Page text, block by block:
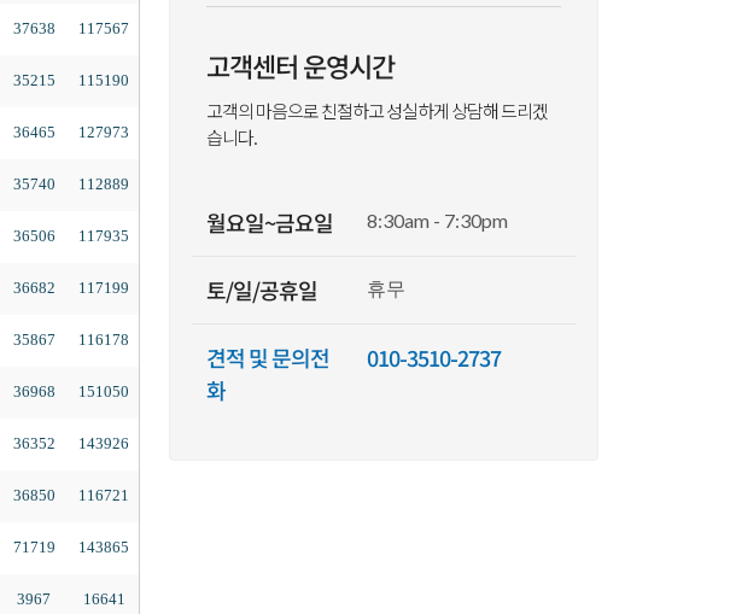
37638 117567
35215 115190
36465 127973
35740 112889
36506 117935
36682 117199
35867 116178
36968 151050
36352 143926
36850 116721
71719 143865
3967 16641
고객센터 운영시간
고객의 마음으로 친절하고 성실하게 상담해 드리겠
습니다.
월요일~금요일 8:30am - 7:30pm
토/일/공휴일 휴무
견적 및 문의전
화
010-3510-2737